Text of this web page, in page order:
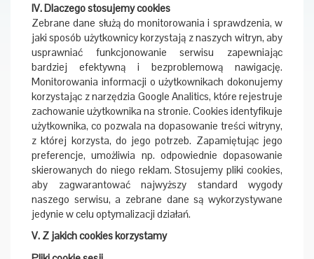
IV. Dlaczego stosujemy cookies
Zebrane dane służą do monitorowania i sprawdzenia, w
jaki sposób użytkownicy korzystają z naszych witryn, aby
usprawniać funkcjonowanie serwisu zapewniając
bardziej efektywną i bezproblemową nawigację.
Monitorowania informacji o użytkownikach dokonujemy
korzystając z narzędzia Google Analitics, które rejestruje
zachowanie użytkownika na stronie. Cookies identyfikuje
użytkownika, co pozwala na dopasowanie treści witryny,
z której korzysta, do jego potrzeb. Zapamiętując jego
preferencje, umożliwia np. odpowiednie dopasowanie
skierowanych do niego reklam. Stosujemy pliki cookies,
aby zagwarantować najwyższy standard wygody
naszego serwisu, a zebrane dane są wykorzystywane
jedynie w celu optymalizacji działań.
V. Z jakich cookies korzystamy